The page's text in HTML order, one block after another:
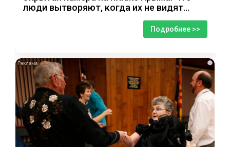
люди вытворяют, когда их не видят...
Подробнее >>
i